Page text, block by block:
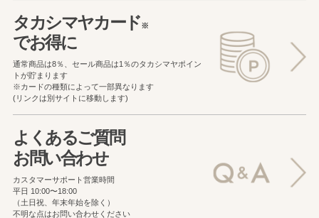
タカシマヤカード※
でお得に
通常商品は8％、セール商品は1％のタカシマヤポイン
トが貯まります
※カードの種類によって一部異なります
(リンクは別サイトに移動します)
よくあるご質問
お問い合わせ
カスタマーサポート営業時間
平日 10:00〜18:00
（土日祝、年末年始を除く）
不明な点はお問い合わせください